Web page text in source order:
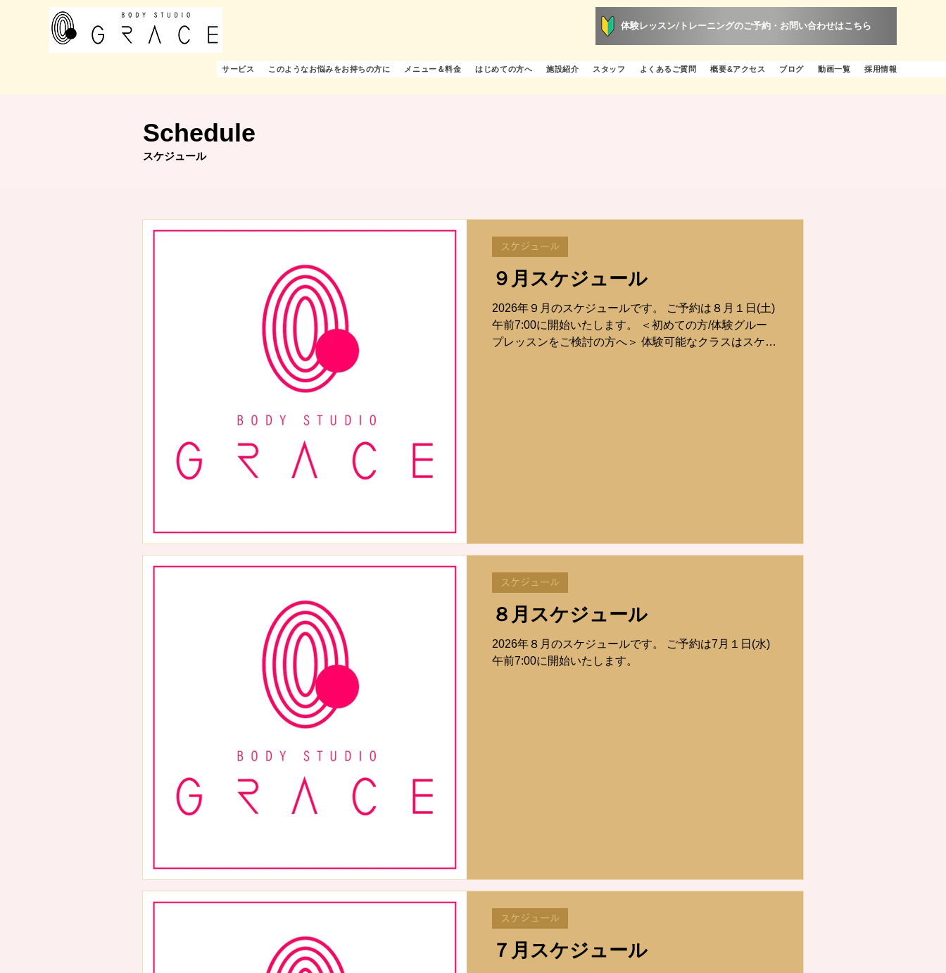
体験レッスン/トレーニングのご予約・お問い合わせはこちら
サービス このようなお悩みをお持ちの方に メニュー＆料金 はじめての方へ 施設紹介 スタッフ よくあるご質問 概要&アクセス ブログ 動画一覧 採用情報
Schedule
スケジュール
９月スケジュール
2026年９月のスケジュールです。 ご予約は８月１日(土)
午前7:00に開始いたします。 ＜初めての方/体験グルー
プレッスンをご検討の方へ＞ 体験可能なクラスはスケジ
のレッスンを1人で行いたい方はパーソナルレッスン(ス
やってみたい方は、パーソナルトレーニン
スケジュール
８月スケジュール
2026年８月のスケジュールです。 ご予約は7月１日(水)
午前7:00に開始いたします。
スケジュール
７月スケジュール
スケジュール